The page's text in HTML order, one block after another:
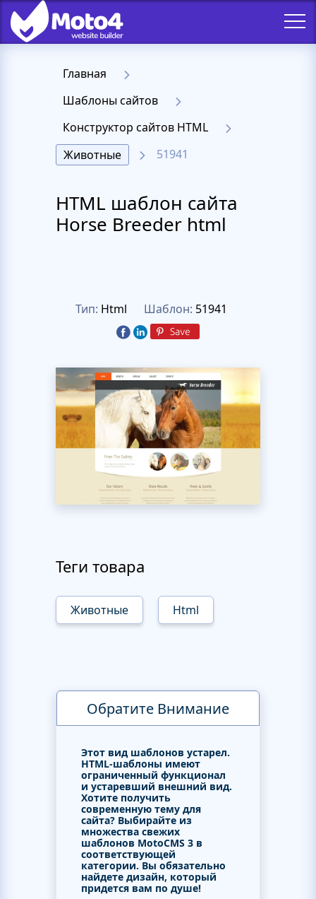
Главная
Шаблоны сайтов
Конструктор сайтов HTML
Животные
51941
HTML шаблон сайта
Horse Breeder html
Тип: Html Шаблон: 51941
Теги товара
Животные Html
Обратите Внимание
Этот вид шаблонов устарел.
HTML-шаблоны имеют
ограниченный функционал
и устаревший внешний вид.
Хотите получить
современную тему для
сайта? Выбирайте из
множества свежих
шаблонов MotoCMS 3 в
соответствующей
категории. Вы обязательно
найдете дизайн, который
придется вам по душе!